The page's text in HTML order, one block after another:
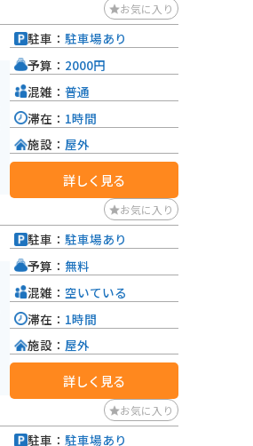
お気に入り
駐車： 駐車場あり
予算： 2000円
混雑： 普通
滞在： 1時間
施設： 屋外
詳しく見る
お気に入り
駐車： 駐車場あり
予算： 無料
混雑： 空いている
滞在： 1時間
施設： 屋外
詳しく見る
お気に入り
駐車： 駐車場あり